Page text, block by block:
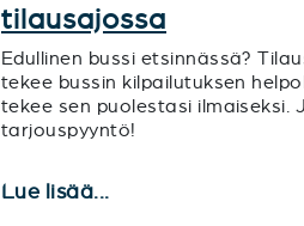
tilausajossa
Edullinen bussi etsinnässä?
tekee bussin kilpailutuksen
tekee sen puolestasi ilmaiseksi.
tarjouspyyntö!
Lue lisää...